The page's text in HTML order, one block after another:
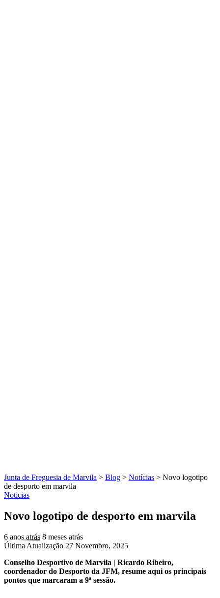
Junta de Freguesia de Marvila > Blog > Notícias > Novo logotipo
de desporto em marvila
Notícias
Novo logotipo de desporto em marvila
6 anos atrás 8 meses atrás
Última Atualização 27 Novembro, 2025
Conselho Desportivo de Marvila | Ricardo Ribeiro,
coordenador do Desporto da JFM, resume aqui os principais
pontos que marcaram a 9ª sessão.